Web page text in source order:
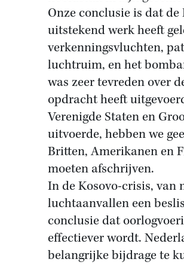
Onze conclusie is dat
uitstekend werk heeft
verkenningsvluchten,
luchtruim, en het
was zeer tevreden over
opdracht heeft
Verenigde Staten en
uitvoerde, hebben we
Britten, Amerikanen en
moeten afschrijven.
In de Kosovo-crisis,
luchtaanvallen een
conclusie dat
effectiever wordt.
belangrijke bijdrage te